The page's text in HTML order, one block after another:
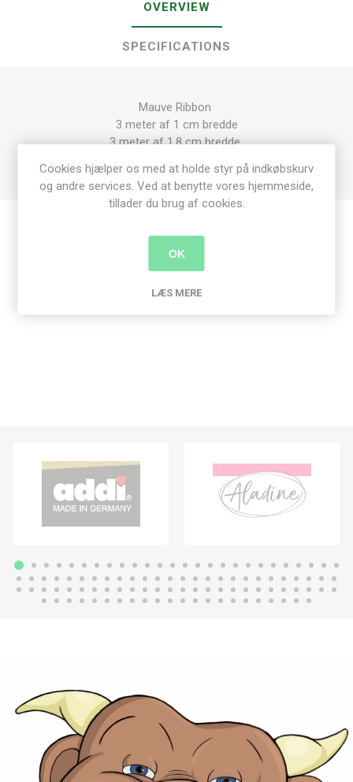
OVERVIEW
SPECIFICATIONS
Mauve Ribbon
3 meter af 1 cm bredde
3 meter af 1,8 cm bredde
Produkt tags
craft consortium (6)
Cookies hjælper os med at holde styr på indkøbskurv
og andre services. Ved at benytte vores hjemmeside,
tillader du brug af cookies.
OK
LÆS MERE